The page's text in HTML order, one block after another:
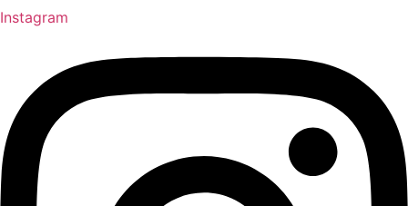
Instagram